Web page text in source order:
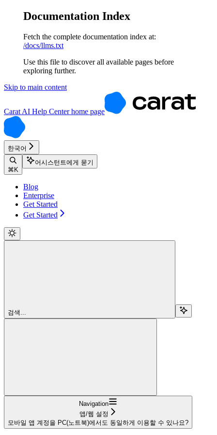
Documentation Index
Fetch the complete documentation index at:
/docs/llms.txt
Use this file to discover all available pages before
exploring further.
Skip to main content
Carat AI Help Centerhome page
한국어
⌘ K
어시스턴트에게 묻기
Blog
Enterprise
Get Started
Get Started
검색...
Navigation
앱/웹 설정
모바일 앱 계정을 PC(노트북)에서도 동일하게 이용할 수 있나요?